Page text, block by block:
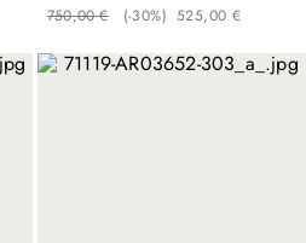
750,00 € (-30%) 525,00 €